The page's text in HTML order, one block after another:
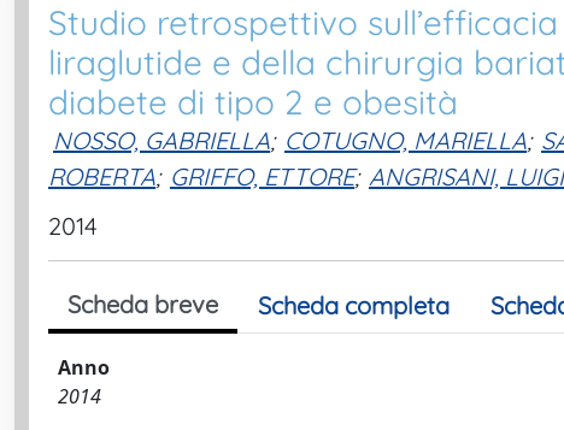
Studio retrospettivo
liraglutide e della chirurgia
diabete di tipo 2 e obesità
NOSSO, GABRIELLA; COTUGNO, MARIELLA;
ROBERTA; GRIFFO, ETTORE; ANGRISANI, LUIGI
2014
Scheda breve Scheda completa
Anno
2014